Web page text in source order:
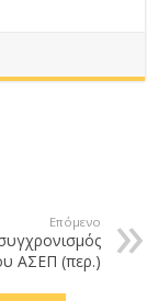
Επόμενο
ΑΣΕΠ (περ.)